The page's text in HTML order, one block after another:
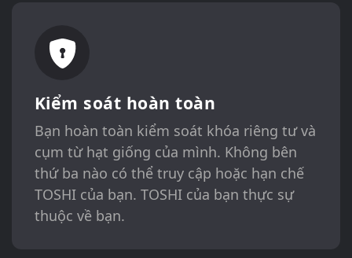
Kiểm soát hoàn toàn
Bạn hoàn toàn kiểm soát khóa riêng tư và
cụm từ hạt giống của mình. Không bên
thứ ba nào có thể truy cập hoặc hạn chế
TOSHI của bạn. TOSHI của bạn thực sự
thuộc về bạn.